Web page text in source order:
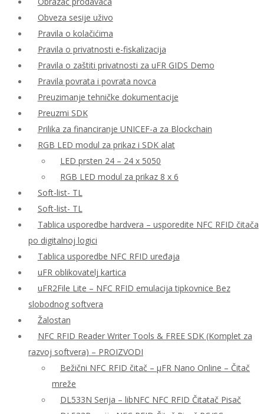
Obveza sesije uživo
Pravila o kolačićima
Pravila o privatnosti e-fiskalizacija
Pravila o zaštiti privatnosti za uFR GIDS Demo
Pravila povrata i povrata novca
Preuzimanje tehničke dokumentacije
Preuzmi SDK
Prilika za financiranje UNICEF-a za Blockchain
RGB LED modul za prikaz i SDK alat
LED prsten 24 – 24 x 5050
RGB LED modul za prikaz 8 x 6
Soft-list- TL
Soft-list- TL
Tablica usporedbe hardvera – usporedite NFC RFID čitača
po digitalnoj logici
Tablica usporedbe NFC RFID uređaja
uFR oblikovatelj kartica
uFR2File Lite – NFC RFID emulacija tipkovnice Bez
slobodnog softvera
Žalostan
NFC RFID Reader Writer Tools & FREE SDK (Komplet za
razvoj softvera) – PROIZVODI
Bežični NFC RFID čitač – μFR Nano Online – Čitač
mreže
DL533N Serija – libNFC NFC RFID Čitatač Pisač